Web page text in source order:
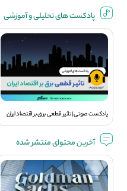
پادکست های تحلیلی و آموزشی
پادکست صوتی | تاثیر قطعی برق بر اقتصاد ایران
آخرین محتوای منتشر شده